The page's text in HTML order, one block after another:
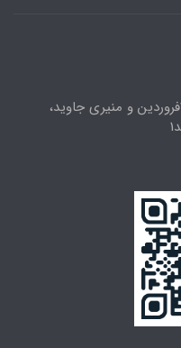
تهران، خیابان انقلاب ، بین 12فروردین و منیری جاوید،